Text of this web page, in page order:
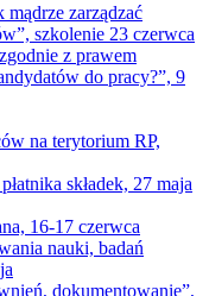
zarządzać
szkolenie 23 czerwca
z prawem
do pracy?”, 9
na terytorium RP,
składek, 27 maja
16-17 czerwca
nauki, badań
dokumentowanie”,